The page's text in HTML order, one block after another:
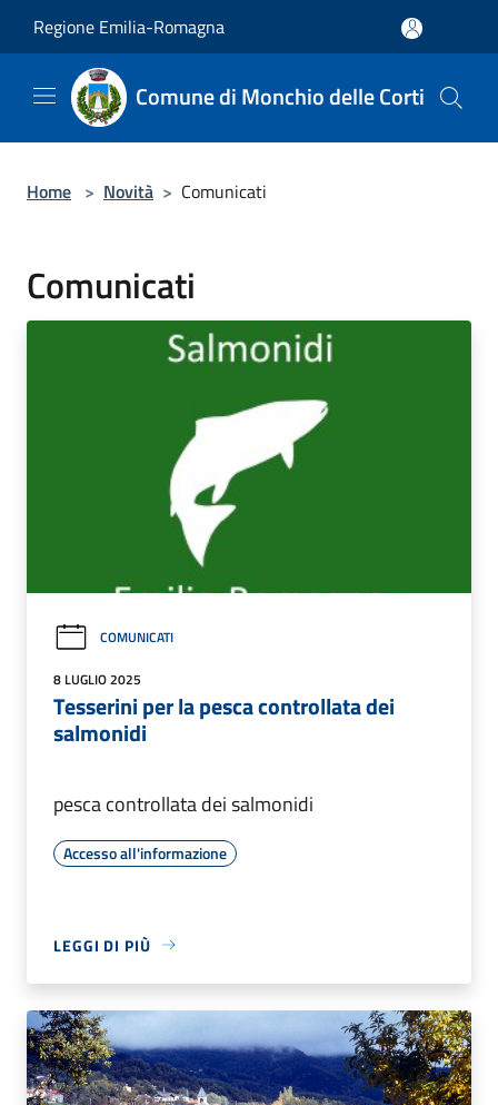
Regione Emilia-Romagna
Comune di Monchio delle Corti
Home > Novità > Comunicati
Comunicati
COMUNICATI
8 LUGLIO 2025
Tesserini per la pesca controllata dei
salmonidi
pesca controllata dei salmonidi
Accesso all'informazione
LEGGI DI PIÙ